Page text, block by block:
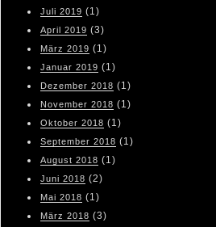
Juli 2019 (1)
April 2019 (3)
März 2019 (1)
Januar 2019 (1)
Dezember 2018 (1)
November 2018 (1)
Oktober 2018 (1)
September 2018 (1)
August 2018 (1)
Juni 2018 (2)
Mai 2018 (1)
März 2018 (3)